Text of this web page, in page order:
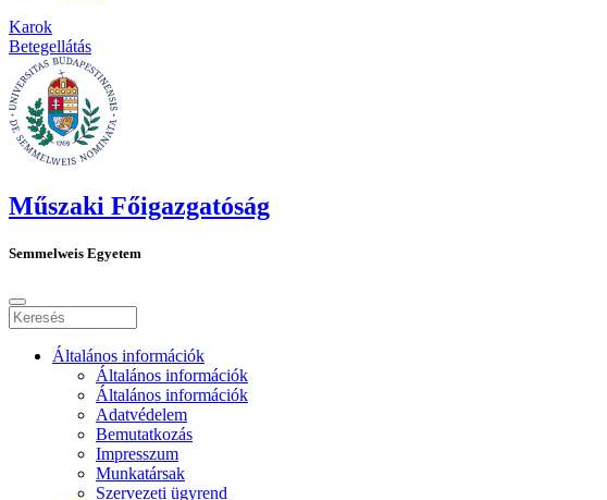
Karok
Betegellátás
Műszaki Főigazgatóság
Semmelweis Egyetem
Általános információk
Általános információk
Általános információk
Adatvédelem
Bemutatkozás
Impresszum
Munkatársak
Szervezeti ügyrend